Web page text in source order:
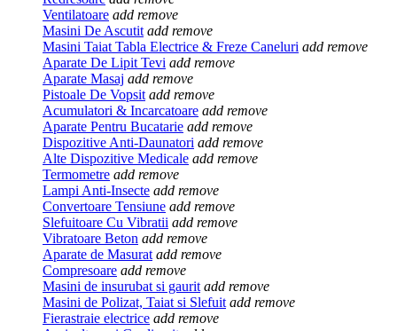
Ventilatoare add remove
Masini De Ascutit add remove
Masini Taiat Tabla Electrice & Freze Caneluri add remove
Aparate De Lipit Tevi add remove
Aparate Masaj add remove
Pistoale De Vopsit add remove
Acumulatori & Incarcatoare add remove
Aparate Pentru Bucatarie add remove
Dispozitive Anti-Daunatori add remove
Alte Dispozitive Medicale add remove
Termometre add remove
Lampi Anti-Insecte add remove
Convertoare Tensiune add remove
Slefuitoare Cu Vibratii add remove
Vibratoare Beton add remove
Aparate de Masurat add remove
Compresoare add remove
Masini de insurubat si gaurit add remove
Masini de Polizat, Taiat si Slefuit add remove
Fierastraie electrice add remove